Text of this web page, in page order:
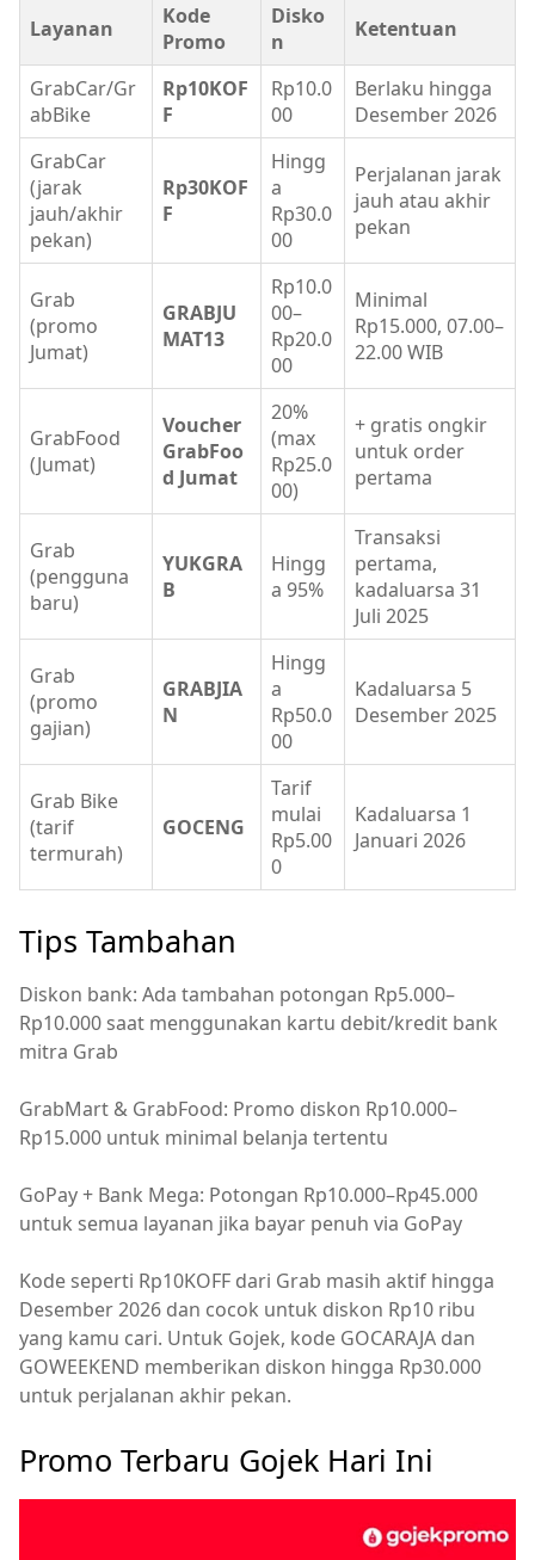
Layanan
Kode
Promo
Disko
n
Ketentuan
GrabCar/Gr
abBike
Rp10KOF
F
Rp10.0
00
Berlaku hingga
Desember 2026
GrabCar
(jarak
jauh/akhir
pekan)
Rp30KOF
F
Hingg
a
Rp30.0
00
Perjalanan jarak
jauh atau akhir
pekan
Grab
(promo
Jumat)
GRABJU
MAT13
Rp10.0
00–
Rp20.0
00
Minimal
Rp15.000, 07.00–
22.00 WIB
GrabFood
(Jumat)
Voucher
GrabFoo
d Jumat
20%
(max
Rp25.0
00)
+ gratis ongkir
untuk order
pertama
Grab
(pengguna
baru)
YUKGRA
B
Hingg
a 95%
Transaksi
pertama,
kadaluarsa 31
Juli 2025
Grab
(promo
gajian)
GRABJIA
N
Hingg
a
Rp50.0
00
Kadaluarsa 5
Desember 2025
Grab Bike
(tarif
termurah)
GOCENG
Tarif
mulai
Rp5.00
0
Kadaluarsa 1
Januari 2026
Tips Tambahan
Diskon bank: Ada tambahan potongan Rp5.000–
Rp10.000 saat menggunakan kartu debit/kredit bank
mitra Grab
GrabMart & GrabFood: Promo diskon Rp10.000–
Rp15.000 untuk minimal belanja tertentu
GoPay + Bank Mega: Potongan Rp10.000–Rp45.000
untuk semua layanan jika bayar penuh via GoPay
Kode seperti Rp10KOFF dari Grab masih aktif hingga
Desember 2026 dan cocok untuk diskon Rp10 ribu
yang kamu cari. Untuk Gojek, kode GOCARAJA dan
GOWEEKEND memberikan diskon hingga Rp30.000
untuk perjalanan akhir pekan.
Promo Terbaru Gojek Hari Ini